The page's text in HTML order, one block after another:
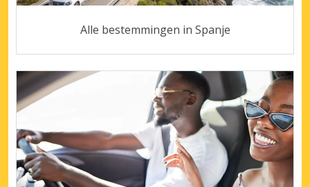
Alle bestemmingen in Spanje